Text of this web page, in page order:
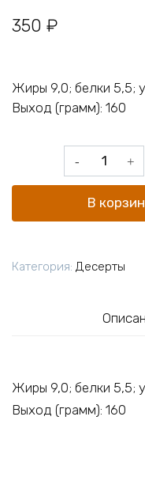
350 ₽
Жиры 9,0; белки 5,5;
Выход (грамм): 160
Количество
товара
медовик
В
Категория: Десерты
Жиры 9,0; белки 5,5;
Выход (грамм): 160